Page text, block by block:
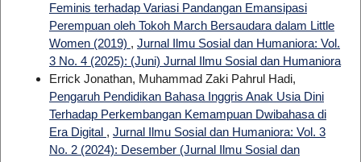
Feminis terhadap Variasi Pandangan Emansipasi
Perempuan oleh Tokoh March Bersaudara dalam Little
Women (2019) , Jurnal Ilmu Sosial dan Humaniora: Vol.
3 No. 4 (2025): (Juni) Jurnal Ilmu Sosial dan Humaniora
Errick Jonathan, Muhammad Zaki Pahrul Hadi,
Pengaruh Pendidikan Bahasa Inggris Anak Usia Dini
Terhadap Perkembangan Kemampuan Dwibahasa di
Era Digital , Jurnal Ilmu Sosial dan Humaniora: Vol. 3
No. 2 (2024): Desember (Jurnal Ilmu Sosial dan